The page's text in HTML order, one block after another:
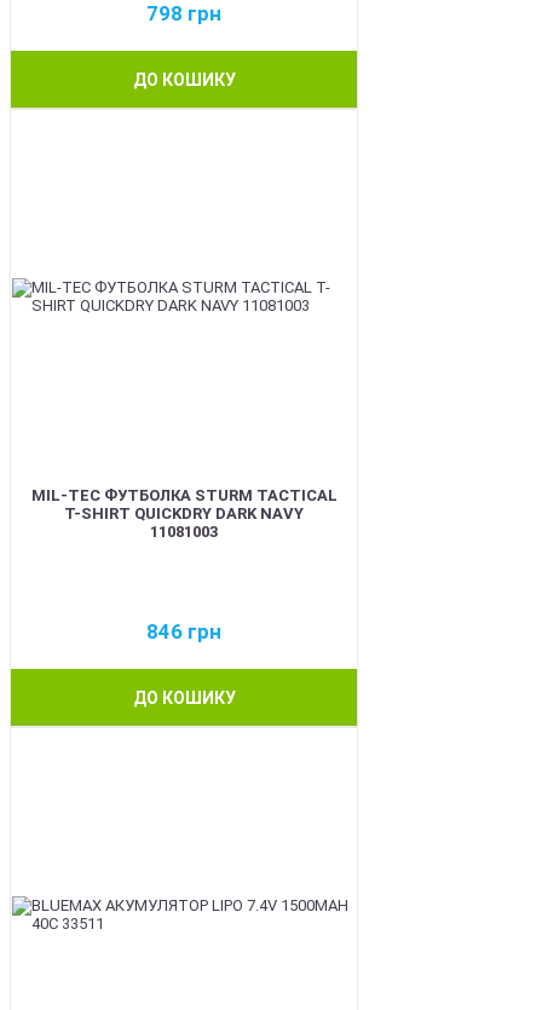
798 грн
ДО КОШИКУ
MIL-TEC ФУТБОЛКА STURM TACTICAL
T-SHIRT QUICKDRY DARK NAVY
11081003
846 грн
ДО КОШИКУ